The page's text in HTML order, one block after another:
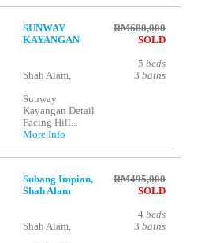
SUNWAY
KAYANGAN
Shah Alam,
Sunway
Kayangan Detail
Facing Hill...
More Info
RM680,000
SOLD
5 beds
3 baths
Subang Impian,
Shah Alam
Shah Alam,
RM495,000
SOLD
4 beds
3 baths